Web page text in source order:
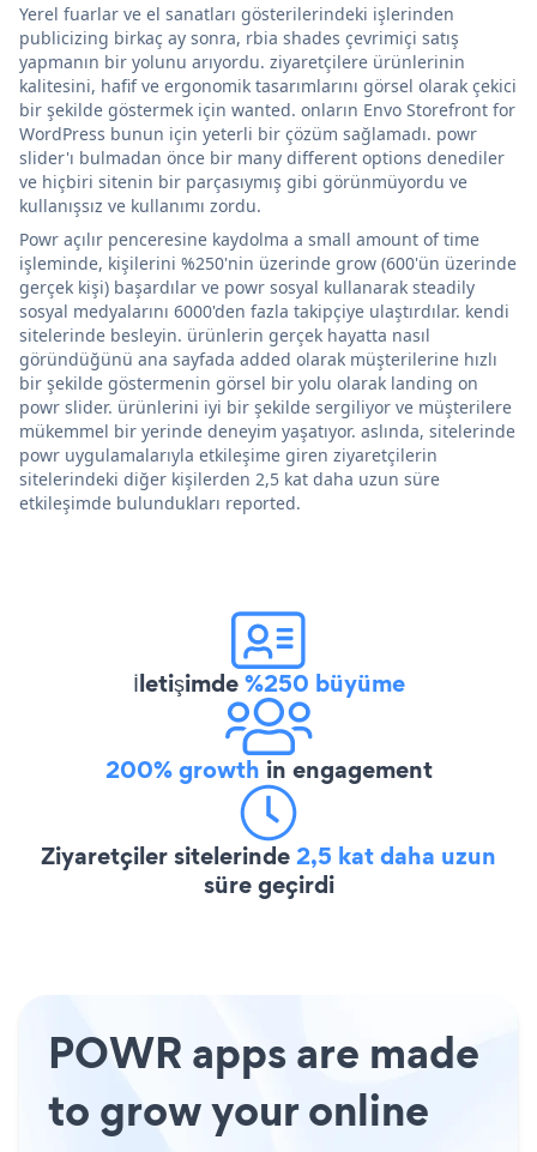
Yerel fuarlar ve el sanatları gösterilerindeki işlerinden
publicizing birkaç ay sonra, rbia shades çevrimiçi satış
yapmanın bir yolunu arıyordu. ziyaretçilere ürünlerinin
kalitesini, hafif ve ergonomik tasarımlarını görsel olarak çekici
bir şekilde göstermek için wanted. onların Envo Storefront for
WordPress bunun için yeterli bir çözüm sağlamadı. powr
slider'ı bulmadan önce bir many different options denediler
ve hiçbiri sitenin bir parçasıymış gibi görünmüyordu ve
kullanışsız ve kullanımı zordu.
Powr açılır penceresine kaydolma a small amount of time
işleminde, kişilerini %250'nin üzerinde grow (600'ün üzerinde
gerçek kişi) başardılar ve powr sosyal kullanarak steadily
sosyal medyalarını 6000'den fazla takipçiye ulaştırdılar. kendi
sitelerinde besleyin. ürünlerin gerçek hayatta nasıl
göründüğünü ana sayfada added olarak müşterilerine hızlı
bir şekilde göstermenin görsel bir yolu olarak landing on
powr slider. ürünlerini iyi bir şekilde sergiliyor ve müşterilere
mükemmel bir yerinde deneyim yaşatıyor. aslında, sitelerinde
powr uygulamalarıyla etkileşime giren ziyaretçilerin
sitelerindeki diğer kişilerden 2,5 kat daha uzun süre
etkileşimde bulundukları reported.
İletişimde%250 büyüme
200% growth in engagement
Ziyaretçiler sitelerinde2,5 kat daha uzun
süre geçirdi
POWR apps are made
to grow your online